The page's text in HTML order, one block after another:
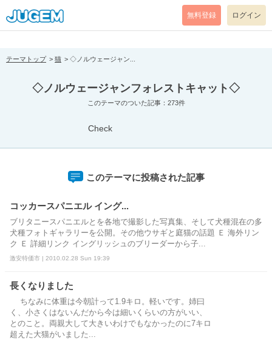
[pear_error: message="Success" code=0 mode=return level=notice
prefix="" info=""]
無料登録 ログイン
テーマトップ 猫 ◇ノルウェージャン...
◇ノルウェージャンフォレストキャット◇
このテーマのついた記事：273件
Check
このテーマに投稿された記事
コッカースパニエル イング...
ブリタニースパニエルとを各地で撮影した写真集、そして犬種混在の多
犬種フォトギャラリーを公開。その他ウサギと庭猫の話題 Ｅ 海外リン
ク Ｅ 詳細リンク イングリッシュのブリーダーから子...
激安特価市 | 2010.02.28 Sun 19:39
長くなりました
ちなみに体重は今朝計って1.9キロ。軽いです。姉曰
く、小さくはないんだから今は細いくらいの方がいい、
とのこと。両親大して大きいわけでもなかったのに7キロ
超えた大猫がいました...